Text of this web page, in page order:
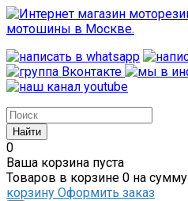
0
Ваша корзина пуста
Товаров в корзине 0 на сумму
корзину Оформить заказ